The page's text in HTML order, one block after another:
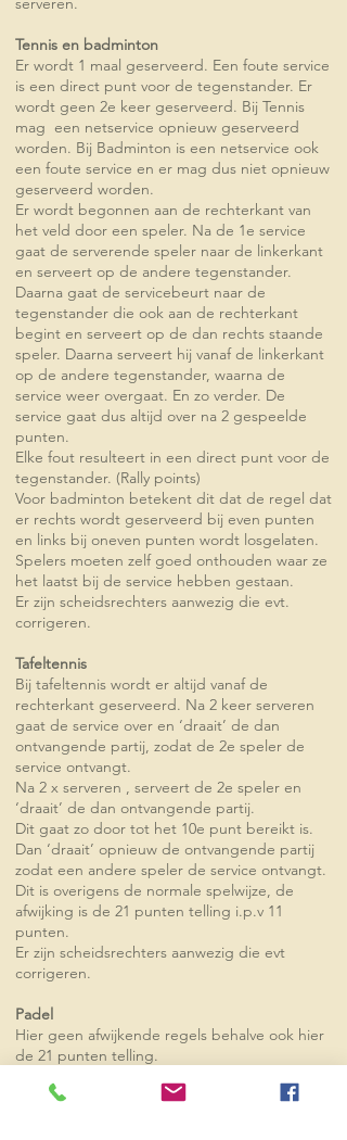
Tennis en badminton
Er wordt 1 maal geserveerd. Een foute service
is een direct punt voor de tegenstander. Er
wordt geen 2e keer geserveerd. Bij Tennis
mag een netservice opnieuw geserveerd
worden. Bij Badminton is een netservice ook
een foute service en er mag dus niet opnieuw
geserveerd worden.
Er wordt begonnen aan de rechterkant van
het veld door een speler. Na de 1e service
gaat de serverende speler naar de linkerkant
en serveert op de andere tegenstander.
Daarna gaat de servicebeurt naar de
tegenstander die ook aan de rechterkant
begint en serveert op de dan rechts staande
speler. Daarna serveert hij vanaf de linkerkant
op de andere tegenstander, waarna de
service weer overgaat. En zo verder. De
service gaat dus altijd over na 2 gespeelde
punten.
Elke fout resulteert in een direct punt voor de
tegenstander. (Rally points)
Voor badminton betekent dit dat de regel dat
er rechts wordt geserveerd bij even punten
en links bij oneven punten wordt losgelaten.
Spelers moeten zelf goed onthouden waar ze
het laatst bij de service hebben gestaan.
Er zijn scheidsrechters aanwezig die evt.
corrigeren.
Tafeltennis
Bij tafeltennis wordt er altijd vanaf de
rechterkant geserveerd. Na 2 keer serveren
gaat de service over en ‘draait’ de dan
ontvangende partij, zodat de 2e speler de
service ontvangt.
Na 2 x serveren , serveert de 2e speler en
‘draait’ de dan ontvangende partij.
Dit gaat zo door tot het 10e punt bereikt is.
Dan ‘draait’ opnieuw de ontvangende partij
zodat een andere speler de service ontvangt.
Dit is overigens de normale spelwijze, de
afwijking is de 21 punten telling i.p.v 11
punten.
Er zijn scheidsrechters aanwezig die evt
corrigeren.
Padel
Hier geen afwijkende regels behalve ook hier
de 21 punten telling.